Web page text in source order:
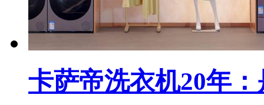
卡萨帝洗衣机20年